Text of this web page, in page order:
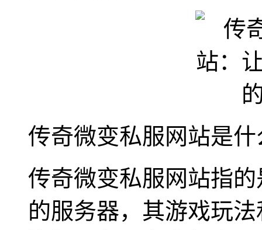
传奇微变私服网站是什
传奇微变私服网站指
的服务器，其游戏玩